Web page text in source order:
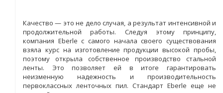
Качество — это не дело случая, а результат интенсивной и
продолжительной работы. Следуя этому принципу,
компания Eberle с самого начала своего существования
взяла курс на изготовление продукции высокой пробы,
поэтому открыла собственное производство стальной
ленты. Это позволяет ей в итоге гарантировать
неизменную надежность и производительность
первоклассных ленточных пил. Стандарт Eberle еще не